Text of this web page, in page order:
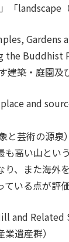
landscape（
Gardens
the Buddhist
建築・庭園及
and
と芸術の源泉）
高い山とい
り、また海外
いる点が評
and Related
業遺産群）